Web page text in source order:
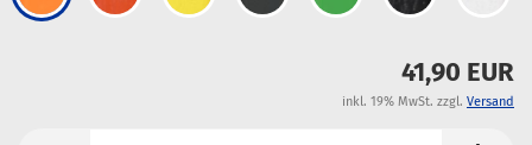
41,90 EUR
inkl. 19% MwSt. zzgl. Versand